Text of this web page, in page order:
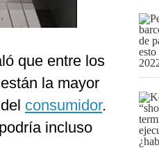
que entre los
la mayor
consumidor.
incluso